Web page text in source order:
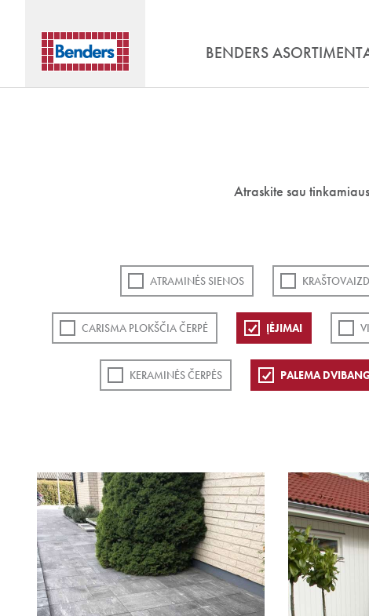
BENDERS
Atraskite sau
ATRAMINĖS SIENOS
CARISMA PLOKŠČIA ČERPĖ ĮĖJIMAI
KERAMINĖS ČERPĖS PALEMA